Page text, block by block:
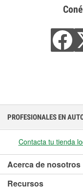
PROFESIONALES EN
Contacta tu tienda
Acerca de nosotros
Recursos